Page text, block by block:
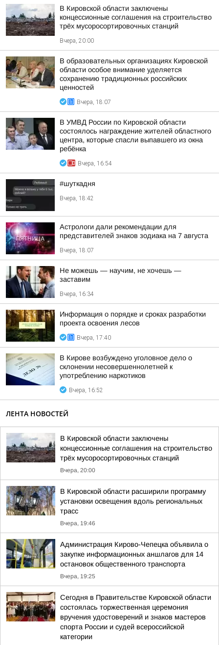
В Кировской области заключены
концессионные соглашения на строительство
трёх мусоросортировочных станций
Вчера, 20:00
В образовательных организациях Кировской
области особое внимание уделяется
сохранению традиционных российских
ценностей
Вчера, 18:07
В УМВД России по Кировской области
состоялось награждение жителей областного
центра, которые спасли выпавшего из окна
ребёнка
Вчера, 16:54
#шуткадня
Вчера, 18:42
Астрологи дали рекомендации для
представителей знаков зодиака на 7 августа
Вчера, 18:07
Не можешь — научим, не хочешь —
заставим
Вчера, 16:34
Информация о порядке и сроках разработки
проекта освоения лесов
Вчера, 17:40
В Кирове возбуждено уголовное дело о
склонении несовершеннолетней к
употреблению наркотиков
Вчера, 16:52
ЛЕНТА НОВОСТЕЙ
В Кировской области заключены
концессионные соглашения на строительство
трёх мусоросортировочных станций
Вчера, 20:00
В Кировской области расширили программу
установки освещения вдоль региональных
трасс
Вчера, 19:46
Администрация Кирово-Чепецка объявила о
закупке информационных аншлагов для 14
остановок общественного транспорта
Вчера, 19:25
Сегодня в Правительстве Кировской области
состоялась торжественная церемония
вручения удостоверений и знаков мастеров
спорта России и судей всероссийской
категории